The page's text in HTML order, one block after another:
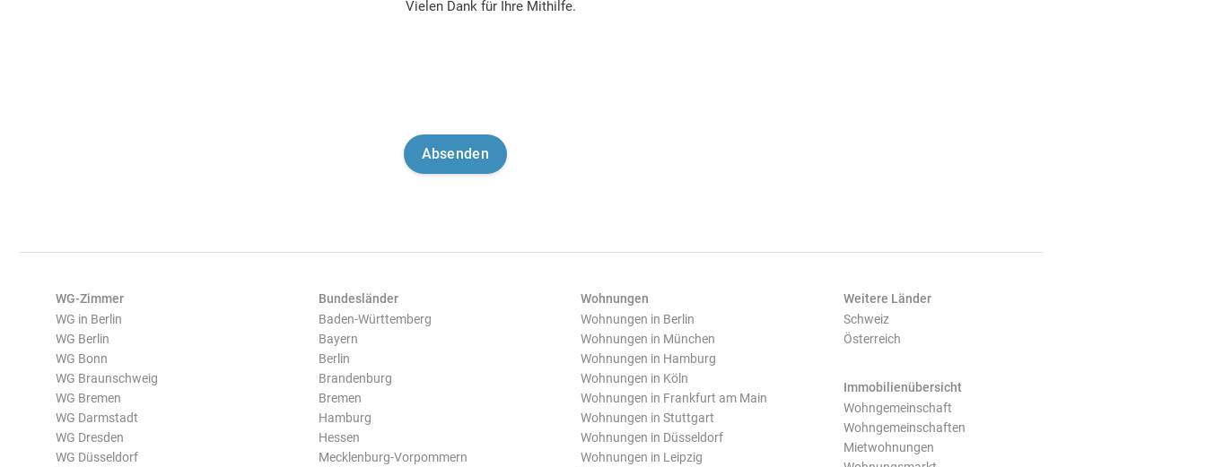
Vielen Dank für Ihre Mithilfe.
WG-Zimmer
WG in Berlin
WG Berlin
WG Bonn
WG Braunschweig
WG Bremen
WG Darmstadt
WG Dresden
WG Düsseldorf
Bundesländer
Baden-Württemberg
Bayern
Berlin
Brandenburg
Bremen
Hamburg
Hessen
Mecklenburg-Vorpommern
Wohnungen
Wohnungen in Berlin
Wohnungen in München
Wohnungen in Hamburg
Wohnungen in Köln
Wohnungen in Frankfurt am Main
Wohnungen in Stuttgart
Wohnungen in Düsseldorf
Wohnungen in Leipzig
Weitere Länder
Schweiz
Österreich
Immobilienübersicht
Wohngemeinschaft
Wohngemeinschaften
Mietwohnungen